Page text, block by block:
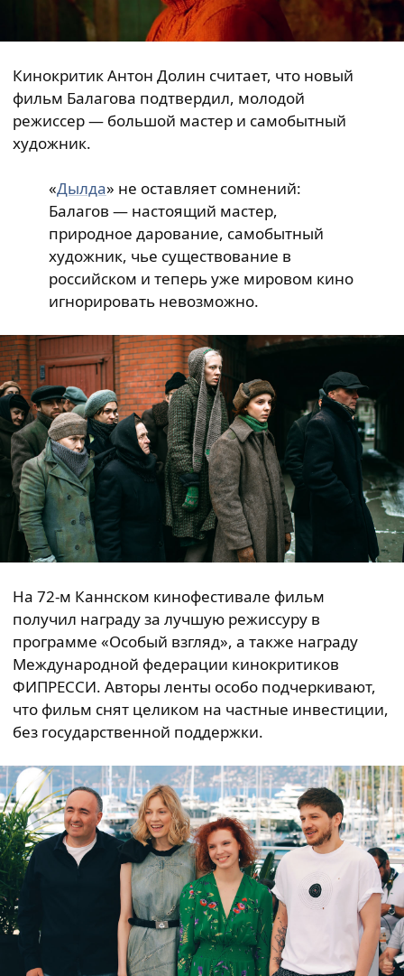
Кинокритик Антон Долин считает, что новый
фильм Балагова подтвердил, молодой
режиссер — большой мастер и самобытный
художник.
«Дылда» не оставляет сомнений:
Балагов — настоящий мастер,
природное дарование, самобытный
художник, чье существование в
российском и теперь уже мировом кино
игнорировать невозможно.
На 72-м Каннском кинофестивале фильм
получил награду за лучшую режиссуру в
программе «Особый взгляд», а также награду
Международной федерации кинокритиков
ФИПРЕССИ. Авторы ленты особо подчеркивают,
что фильм снят целиком на частные инвестиции,
без государственной поддержки.